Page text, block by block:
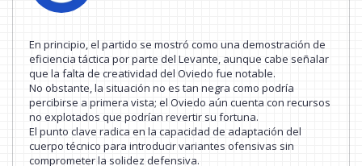
En principio, el partido se mostró como una demostración de
eficiencia táctica por parte del Levante, aunque cabe señalar
que la falta de creatividad del Oviedo fue notable.
No obstante, la situación no es tan negra como podría
percibirse a primera vista; el Oviedo aún cuenta con recursos
no explotados que podrían revertir su fortuna.
El punto clave radica en la capacidad de adaptación del
cuerpo técnico para introducir variantes ofensivas sin
comprometer la solidez defensiva.